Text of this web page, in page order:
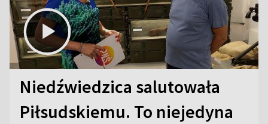
Niedźwiedzica salutowała
Piłsudskiemu. To niejedyna